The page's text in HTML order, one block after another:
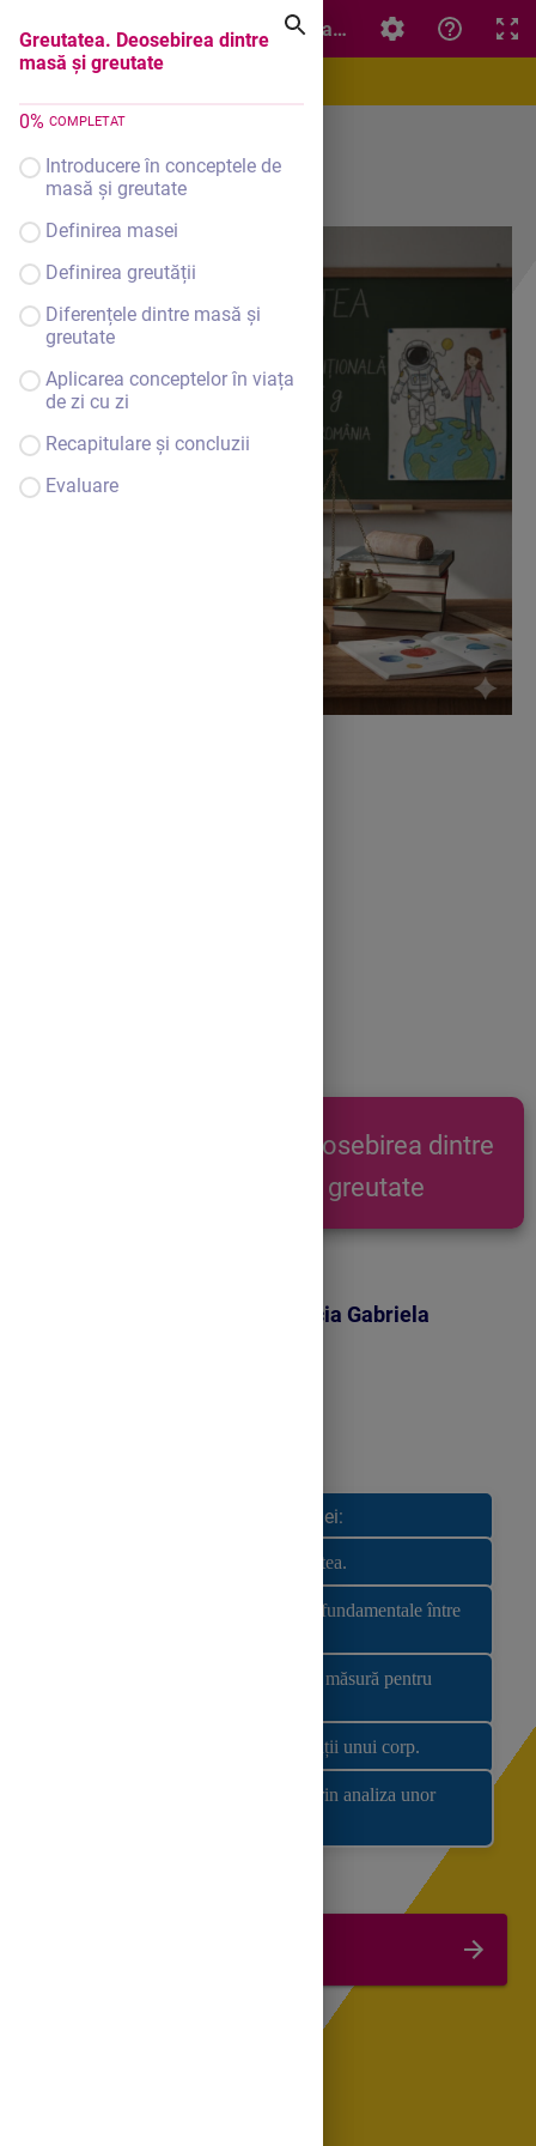
Greutatea. Deosebirea dintre
masă și greutate
0% COMPLETAT
Introducere în conceptele de
masă și greutate
Definirea masei
Definirea greutății
Diferențele dintre masă și
greutate
Aplicarea conceptelor în viața
de zi cu zi
Recapitulare și concluzii
Evaluare
Greutatea. Deosebirea dintre masă și greutate
Greutatea. Deosebirea dintre
masă și greutate
profesor Gherman Lucia Gabriela
Obiectivele lecției:
Să definească corect masa și greutatea.
Să enumere cel puțin trei deosebiri fundamentale între
Să identifice corect instrumentul de măsură pentru
Să aplice formula de calcul a greutății unui corp.
Dezvoltarea curiozității științifice prin analiza unor